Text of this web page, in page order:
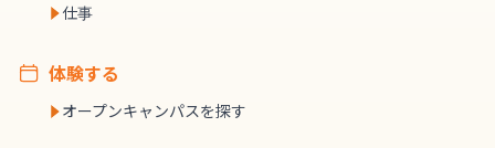
仕事
体験する
オープンキャンパスを探す